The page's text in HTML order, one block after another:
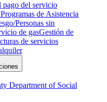
pago del servicio
Programas de Asistencia
Personas sin
de gasGestión de
de servicios
Department of Social